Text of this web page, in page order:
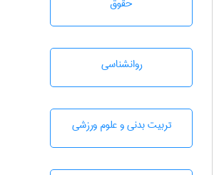
روانشناسی
تربيت بدنی و علوم ورزشی